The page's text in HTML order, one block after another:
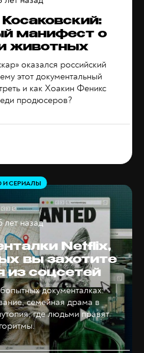
манифест о
животных
оказался российский
этот документальный
и как Хоакин Феникс
продюсеров?
Netflix,
вы захотите
из соцсетей
документалках:
семейная драма в
где людьми правят
И СЕРИАЛЫ
лет назад